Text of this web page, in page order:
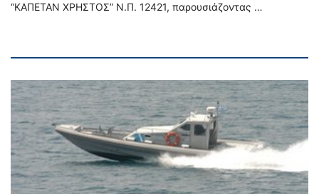
“ΚΑΠΕΤΑΝ ΧΡΗΣΤΟΣ” Ν.Π. 12421, παρουσιάζοντας …